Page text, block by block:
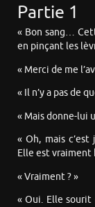
Partie 1
« Bon sang…
en pinçant les
« Merci de me
« Il n’y a pas de
« Mais donne-lui
« Oh, mais
Elle est vraiment
« Vraiment ? »
« Oui. Elle